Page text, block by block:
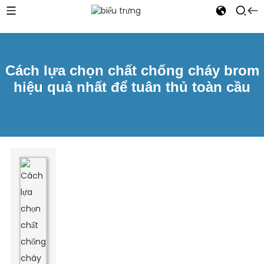
Cách lựa chọn chất chống cháy brom
hiệu quả nhất để tuân thủ toàn cầu